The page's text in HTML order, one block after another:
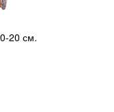
20 см.